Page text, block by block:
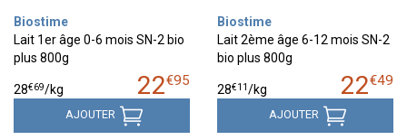
Biostime
Lait 1er âge 0-6 mois SN-2 bio
plus 800g
22€95
28€69/kg
AJOUTER
Biostime
Lait 2ème âge 6-12 mois SN-2
bio plus 800g
22€49
28€11/kg
AJOUTER